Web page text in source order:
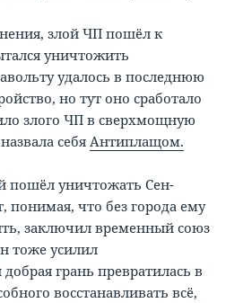
злой ЧП пошёл к
уничтожить
удалось в последнюю
но тут оно сработало
злого ЧП в сверхмощную
себя Антиплащом.
пошёл уничтожать Сен-
понимая, что без города ему
заключил временный союз
тоже усилил
грань превратилась в
восстанавливать всё,